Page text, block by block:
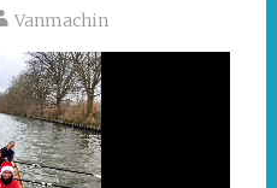
Vanmachin